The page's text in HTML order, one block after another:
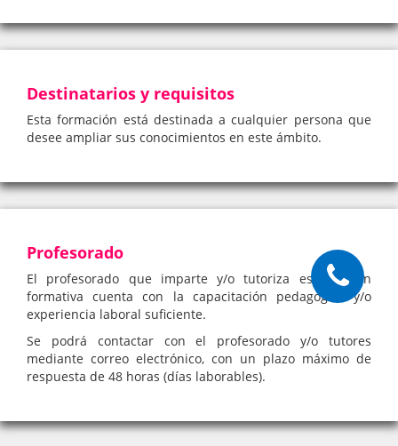
Destinatarios y requisitos
Esta formación está destinada a cualquier persona que
desee ampliar sus conocimientos en este ámbito.
Profesorado
El profesorado que imparte y/o tutoriza esta acción
formativa cuenta con la capacitación pedagógica y/o
experiencia laboral suficiente.
Se podrá contactar con el profesorado y/o tutores
mediante correo electrónico, con un plazo máximo de
respuesta de 48 horas (días laborables).